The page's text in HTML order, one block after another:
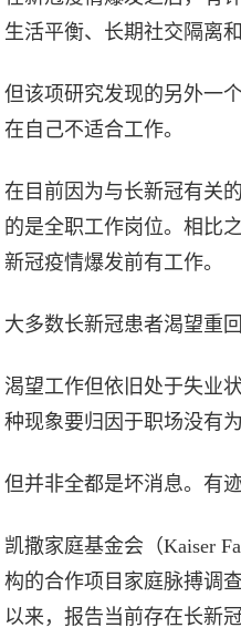
生活平衡、长期社交隔离
但该项研究发现的另外一
在自己不适合工作。
在目前因为与长新冠有关
的是全职工作岗位。相比
新冠疫情爆发前有工作。
大多数长新冠患者渴望重
渴望工作但依旧处于失业
种现象要归因于职场没有
但并非全都是坏消息。有
凯撒家庭基金会（Kaiser
构的合作项目家庭脉搏调
以来，报告当前存在长新